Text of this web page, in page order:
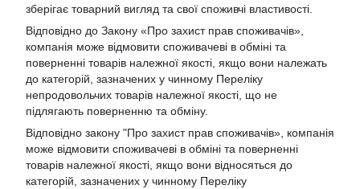
зберігає товарний вигляд та свої споживчі властивості.
Відповідно до Закону «Про захист прав споживачів»,
компанія може відмовити споживачеві в обміні та
поверненні товарів належної якості, якщо вони належать
до категорій, зазначених у чинному Переліку
непродовольчих товарів належної якості, що не
підлягають поверненню та обміну.
Відповідно закону "Про захист прав споживачів» , компанія
може відмовити споживачеві в обміні та поверненні
товарів належної якості, якщо вони відносяться до
категорій, зазначених у чинному Переліку